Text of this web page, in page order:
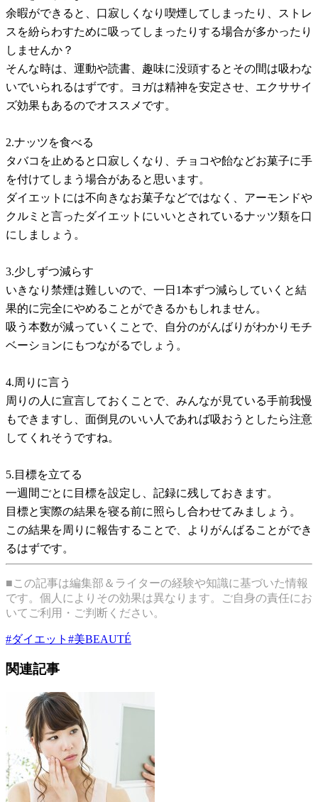
余暇ができると、口寂しくなり喫煙してしまったり、ストレ
スを紛らわすために吸ってしまったりする場合が多かったり
しませんか？
そんな時は、運動や読書、趣味に没頭するとその間は吸わな
いでいられるはずです。ヨガは精神を安定させ、エクササイ
ズ効果もあるのでオススメです。
2.ナッツを食べる
タバコを止めると口寂しくなり、チョコや飴などお菓子に手
を付けてしまう場合があると思います。
ダイエットには不向きなお菓子などではなく、アーモンドや
クルミと言ったダイエットにいいとされているナッツ類を口
にしましょう。
3.少しずつ減らす
いきなり禁煙は難しいので、一日1本ずつ減らしていくと結
果的に完全にやめることができるかもしれません。
吸う本数が減っていくことで、自分のがんばりがわかりモチ
ベーションにもつながるでしょう。
4.周りに言う
周りの人に宣言しておくことで、みんなが見ている手前我慢
もできますし、面倒見のいい人であれば吸おうとしたら注意
してくれそうですね。
5.目標を立てる
一週間ごとに目標を設定し、記録に残しておきます。
目標と実際の結果を寝る前に照らし合わせてみましょう。
この結果を周りに報告することで、よりがんばることができ
るはずです。
■この記事は編集部＆ライターの経験や知識に基づいた情報
です。個人によりその効果は異なります。ご自身の責任にお
いてご利用・ご判断ください。
#ダイエット #美BEAUTÉ
関連記事